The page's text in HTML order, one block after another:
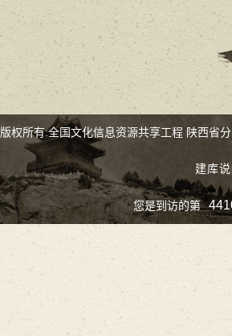
版权所有:全国文化信息资源共享工程 陕西省
建库
您是到访的第